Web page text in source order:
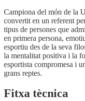
Campiona del món de la
convertit en un referent
tipus de persones que
en primera persona,
esportiu des de la seva
la mentalitat positiva i la
esportista compromesa i
grans reptes.
Fitxa tècnica